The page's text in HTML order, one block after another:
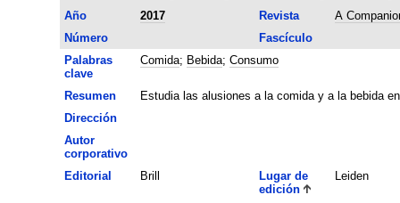
Año
2017 Revista
A
Número
Fascículo
Palabras
clave
Comida; Bebida; Consumo
Resumen
Estudia las alusiones a la comida y a la bebida
Dirección
Autor
corporativo
Editorial
Brill
Lugar de
edición
Leiden